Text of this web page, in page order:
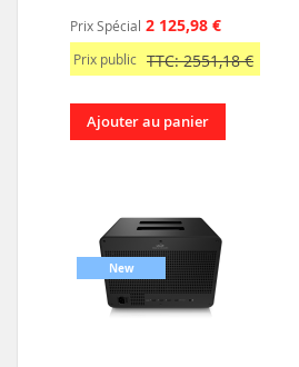
Prix Spécial 2 125,98 €
Prix public TTC: 2551,18 €
Ajouter au panier
New